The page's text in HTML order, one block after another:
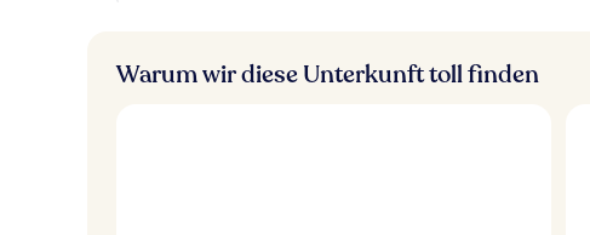
Warum wir diese Unterkunft toll finden